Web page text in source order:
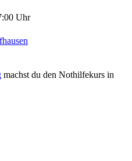
Uhr
machst du den Nothilfekurs in